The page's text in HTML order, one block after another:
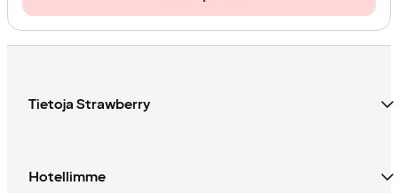
Tietoja Strawberry
Hotellimme